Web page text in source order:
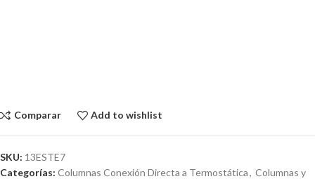
Comparar Add to wishlist
SKU: 13ESTE7
Categorías: Columnas Conexión Directa a Termostática, Columnas y